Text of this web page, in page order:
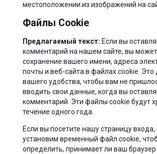
местоположении из изображений на
Файлы Cookie
Предлагаемый текст: Если вы
комментарий на нашем сайте, вы
сохранение вашего имени, адреса
почты и веб-сайта в файлах cookie. Это
вашего удобства, чтобы вам не
вводить свои данные, когда вы
комментарий. Эти файлы cookie будут
течение одного года.
Если вы посетите нашу страницу
установим временный файл cookie,
определить, принимает ли ваш